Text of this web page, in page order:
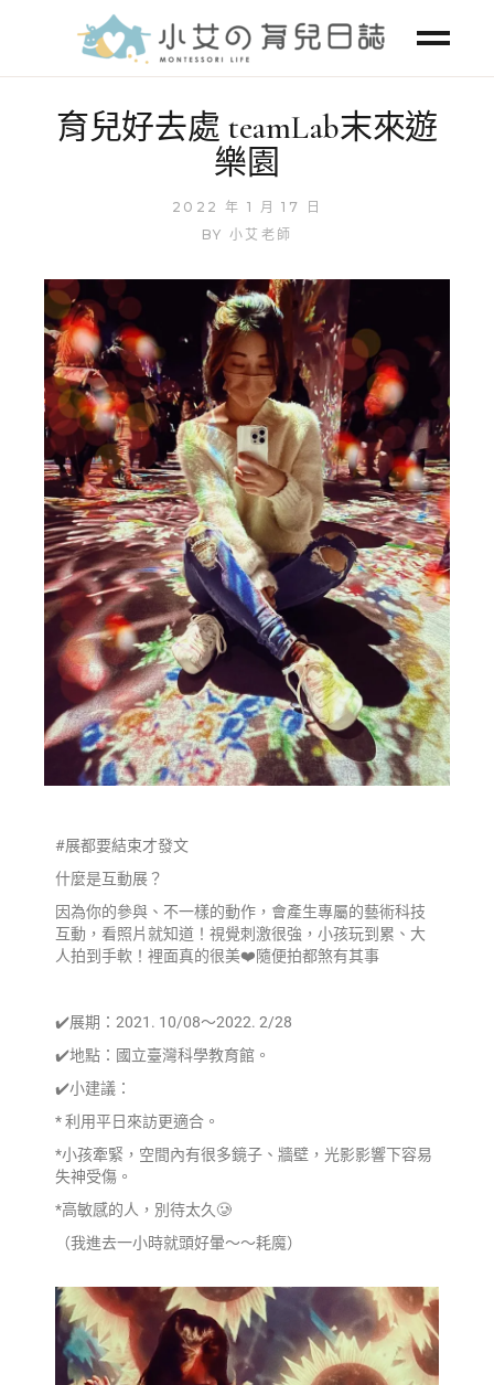
育兒好去處 teamLab末來遊
樂園
2022 年 1 月 17 日
BY 小艾老師
#展都要結束才發文
什麼是互動展？
因為你的參與、不一樣的動作，會產生專屬的藝術科技
互動，看照片就知道！視覺刺激很強，小孩玩到累、大
人拍到手軟！裡面真的很美❤️隨便拍都煞有其事
✔️展期：2021. 10/08～2022. 2/28
✔️地點：國立臺灣科學教育館。
✔️小建議：
* 利用平日來訪更適合。
*小孩牽緊，空間內有很多鏡子、牆壁，光影影響下容易
失神受傷。
*高敏感的人，別待太久🥲
（我進去一小時就頭好暈～～耗魔）